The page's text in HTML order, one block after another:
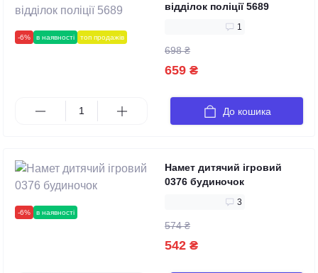
-6% в наявності топ продажів
відділок поліції 5689
1
698 ₴
659 ₴
До кошика
-6% в наявності
Намет дитячий ігровий
0376 будиночок
3
574 ₴
542 ₴